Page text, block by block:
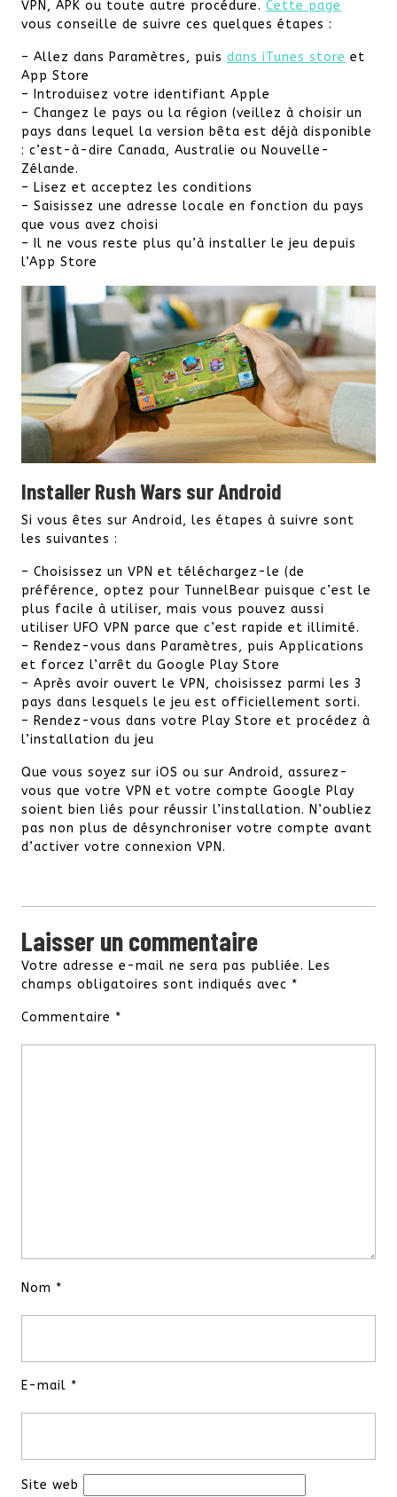
VPN, APK ou toute autre procédure. Cette page
vous conseille de suivre ces quelques étapes :
– Allez dans Paramètres, puis dans iTunes store et
App Store
– Introduisez votre identifiant Apple
– Changez le pays ou la région (veillez à choisir un
pays dans lequel la version bêta est déjà disponible
: c’est-à-dire Canada, Australie ou Nouvelle-
Zélande.
– Lisez et acceptez les conditions
– Saisissez une adresse locale en fonction du pays
que vous avez choisi
– Il ne vous reste plus qu’à installer le jeu depuis
l’App Store
Installer Rush Wars sur Android
Si vous êtes sur Android, les étapes à suivre sont
les suivantes :
– Choisissez un VPN et téléchargez-le (de
préférence, optez pour TunnelBear puisque c’est le
plus facile à utiliser, mais vous pouvez aussi
utiliser UFO VPN parce que c’est rapide et illimité.
– Rendez-vous dans Paramètres, puis Applications
et forcez l’arrêt du Google Play Store
– Après avoir ouvert le VPN, choisissez parmi les 3
pays dans lesquels le jeu est officiellement sorti.
– Rendez-vous dans votre Play Store et procédez à
l’installation du jeu
Que vous soyez sur iOS ou sur Android, assurez-
vous que votre VPN et votre compte Google Play
soient bien liés pour réussir l’installation. N’oubliez
pas non plus de désynchroniser votre compte avant
d’activer votre connexion VPN.
Laisser un commentaire
Votre adresse e-mail ne sera pas publiée. Les
champs obligatoires sont indiqués avec *
Commentaire *
Nom *
E-mail *
Site web